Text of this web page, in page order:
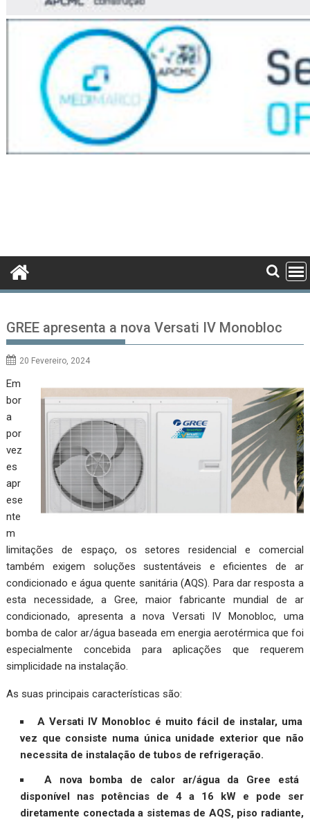
GREE apresenta a nova Versati IV Monobloc
20 Fevereiro, 2024
Em
bor
a
por
vez
es
apr
ese
nte
m
limitações de espaço, os setores residencial e comercial
também exigem soluções sustentáveis e eficientes de ar
condicionado e água quente sanitária (AQS). Para dar resposta a
esta necessidade, a Gree, maior fabricante mundial de ar
condicionado, apresenta a nova Versati IV Monobloc, uma
bomba de calor ar/água baseada em energia aerotérmica que foi
especialmente concebida para aplicações que requerem
simplicidade na instalação.
As suas principais características são:
A Versati IV Monobloc é muito fácil de instalar, uma
vez que consiste numa única unidade exterior que não
necessita de instalação de tubos de refrigeração.
A nova bomba de calor ar/água da Gree está
disponível nas potências de 4 a 16 kW e pode ser
diretamente conectada a sistemas de AQS, piso radiante,